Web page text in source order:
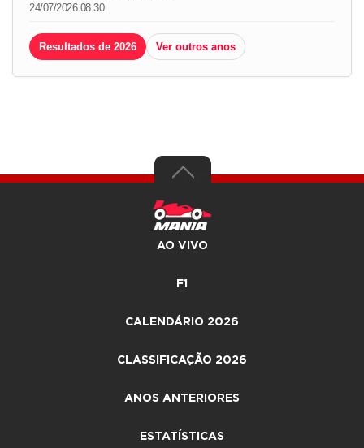
24/07/2026 08:30
Resultados de 2026 Ver outros anos
AO VIVO
F1
CALENDÁRIO 2026
CLASSIFICAÇÃO 2026
ANOS ANTERIORES
ESTATÍSTICAS